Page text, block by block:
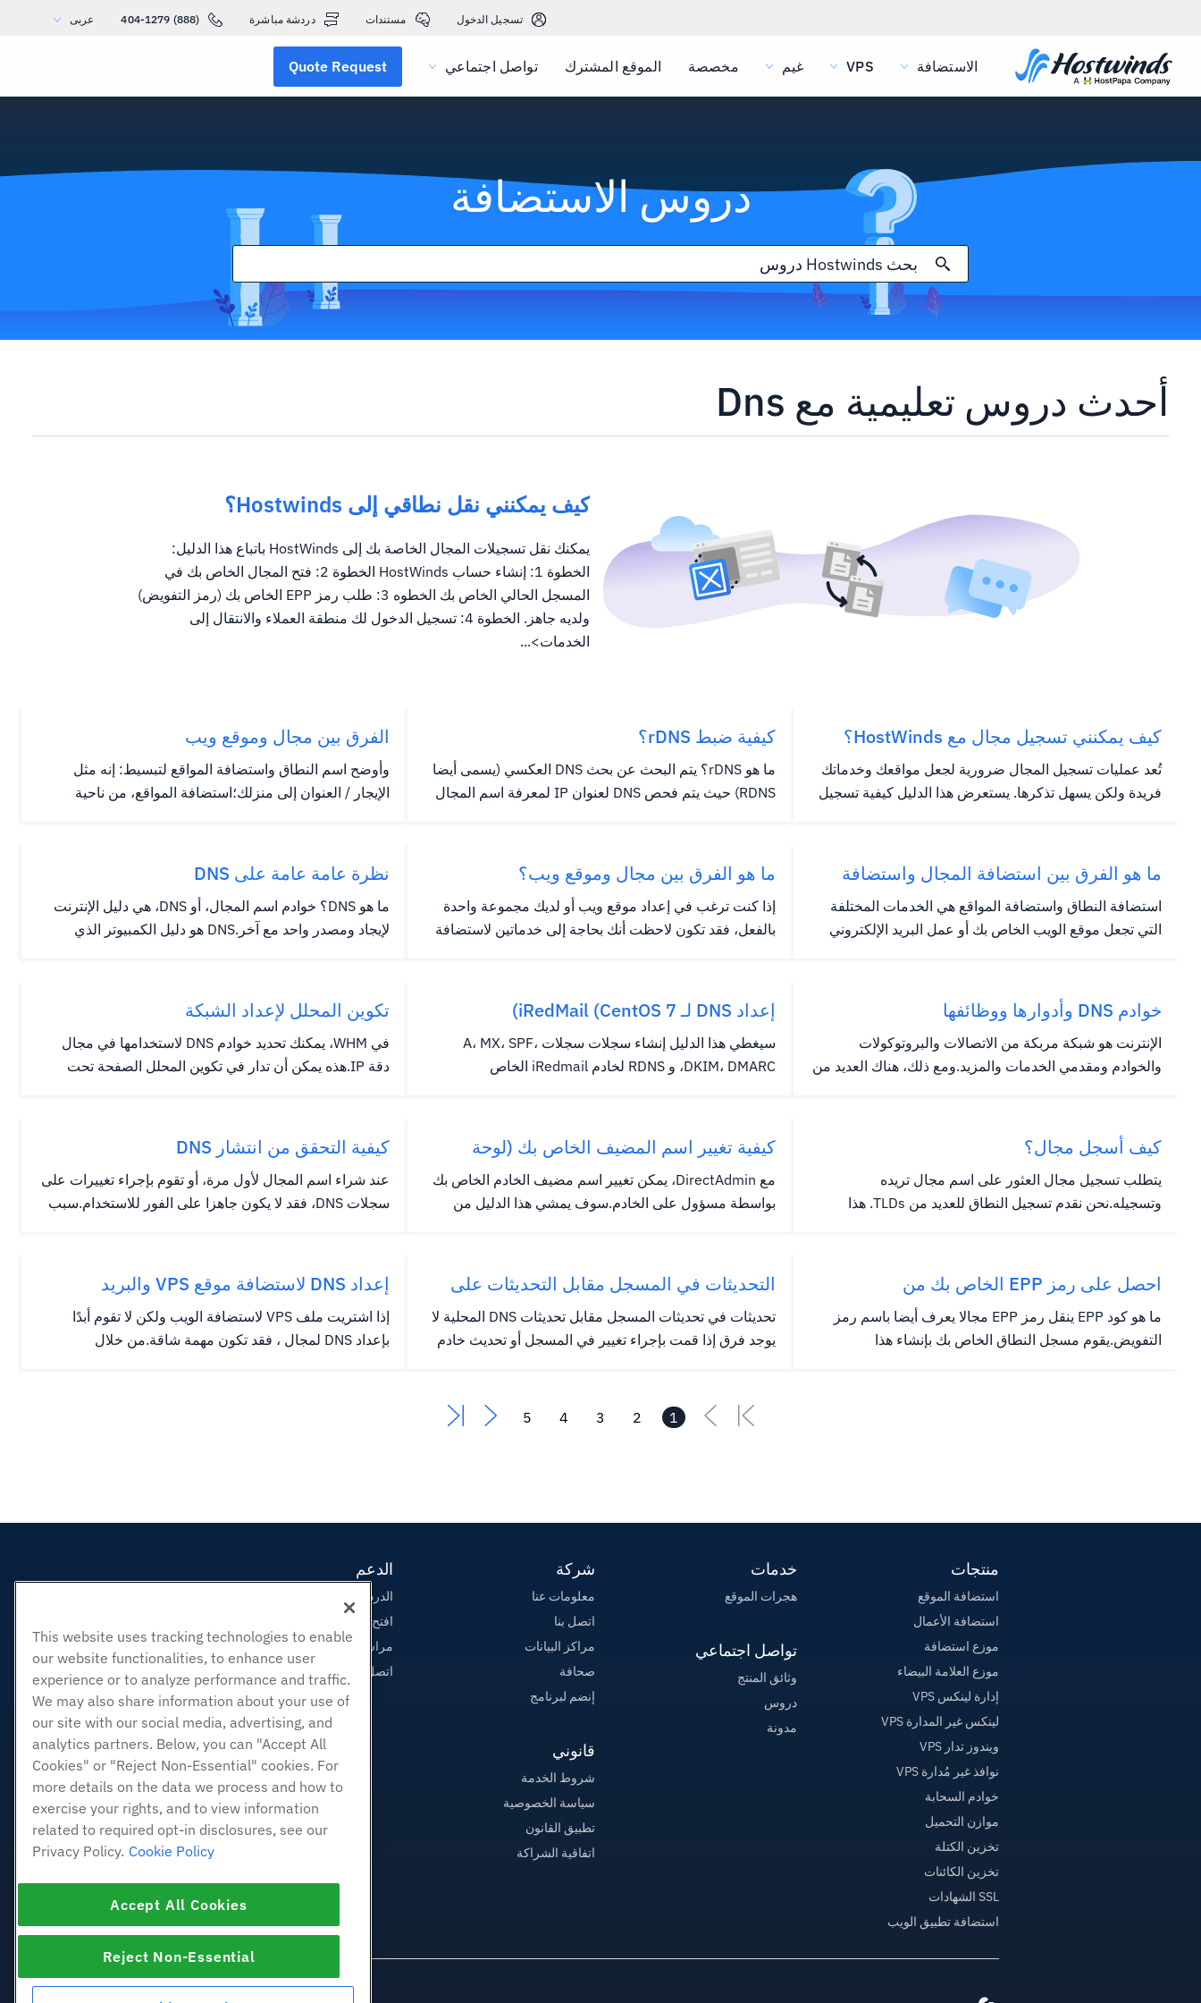
تسجيل الدخول مستندات دردشة مباشرة (888) 404-1279 عربى
الاستضافة VPS غيم مخصصة الموقع المشترك تواصل اجتماعي Quote Request
دروس الاستضافة
أحدث دروس تعليمية مع Dns
كيف يمكنني نقل نطاقي إلى Hostwinds؟
يمكنك نقل تسجيلات المجال الخاصة بك إلى HostWinds باتباع هذا الدليل:
الخطوة 1: إنشاء حساب HostWinds الخطوة 2: فتح المجال الخاص بك في
المسجل الحالي الخاص بك الخطوه 3: طلب رمز EPP الخاص بك (رمز التفويض)
ولديه جاهز. الخطوة 4: تسجيل الدخول لك منطقة العملاء والانتقال إلى
الخدمات>...
كيف يمكنني تسجيل مجال مع HostWinds؟
تُعد عمليات تسجيل المجال ضرورية لجعل مواقعك وخدماتك
فريدة ولكن يسهل تذكرها. يستعرض هذا الدليل كيفية تسجيل
تحت أجراءات قسم...
كيفية ضبط rDNS؟
ما هو rDNS؟ يتم البحث عن بحث DNS العكسي (يسمى أيضا
RDNS) حيث يتم فحص DNS لعنوان IP لمعرفة اسم المجال
بحث DNS إلى الأمام). ذلك بالقول.عند الكتابة باسم المجال
(مثل...
الفرق بين مجال وموقع ويب
وأوضح اسم النطاق واستضافة المواقع لتبسيط: إنه مثل
الإيجار / العنوان إلى منزلك؛استضافة المواقع، من ناحية
الخاص بك. بدلا من اسم الشارع ورمز المنطقة، يتم استخدام
مجموعة من...
ما هو الفرق بين استضافة المجال واستضافة
الويب؟
استضافة النطاق واستضافة المواقع هي الخدمات المختلفة
التي تجعل موقع الويب الخاص بك أو عمل البريد الإلكتروني
أساسي، هي خدمة تقوم بتخزين ملفات موقع الويب وقواعد
البيانات...
ما هو الفرق بين مجال وموقع ويب؟
إذا كنت ترغب في إعداد موقع ويب أو لديك مجموعة واحدة
بالفعل، فقد تكون لاحظت أنك بحاجة إلى خدماتين لاستضافة
بدوره،.لنبدأ بالنظر إلى كل فصل. ما هو استضافة المواقع؟
لنبدأ...
نظرة عامة عامة على DNS
ما هو DNS؟ خوادم اسم المجال، أو DNS، هي دليل الإنترنت
لإيجاد ومصدر واحد مع آخر.DNS هو دليل الكمبيوتر الذي
الضروري (سلسلة من الأرقام المفصولة بفترات) لقراءة من
قبل أجهزة الكمبيوتر....
خوادم DNS وأدوارها ووظائفها
الإنترنت هو شبكة مربكة من الاتصالات والبروتوكولات
والخوادم ومقدمي الخدمات والمزيد.ومع ذلك، هناك العديد من
كبير من ما يساعد على أن هذا لا يزال ثابتا.يهدف هذا الدليل
إلى...
إعداد DNS لـ iRedMail (CentOS 7)
سيغطي هذا الدليل إنشاء سجلات سجلات A، MX، SPF،
DKIM، DMARC، و RDNS لخادم iRedmail الخاص
DNS.سوف تظهر الأمثلة أدناه كيفية إضافة هذه السجلات في
إدارة DNS Cloud WindWinds....
تكوين المحلل لإعداد الشبكة
في WHM، يمكنك تحديد خوادم DNS لاستخدامها في مجال
دقة IP.هذه يمكن أن تدار في تكوين المحلل الصفحة تحت
الخاصة...
كيف أسجل مجال؟
يتطلب تسجيل مجال العثور على اسم مجال تريده
وتسجيله.نحن نقدم تسجيل النطاق للعديد من TLDs. هذا
في الاحتفاظ به. إذا كنت تخطط لتسجيل نطاقك في مسجل
مجال آخر واستضافه في...
كيفية تغيير اسم المضيف الخاص بك (لوحة
التحكم DirectAdmin)
مع DirectAdmin، يمكن تغيير اسم مضيف الخادم الخاص بك
بواسطة مسؤول على الخادم.سوف يمشي هذا الدليل من
الخطوة 2: انتقل إلى مدير الخادم> إعدادات المسؤول .
الخطوه 3: حدد ملف...
كيفية التحقق من انتشار DNS
عند شراء اسم المجال لأول مرة، أو تقوم بإجراء تغييرات على
سجلات DNS، فقد لا يكون جاهزا على الفور للاستخدام.سبب
معلومات DNS الجديدة، والتي يمكن أن تأخذ في بعض
الحالات...
احصل على رمز EPP الخاص بك من
HostWinds
ما هو كود EPP ينقل رمز EPP مجالا يعرف أيضا باسم رمز
التفويض.يقوم مسجل النطاق الخاص بك بإنشاء هذا
التحديثات في المسجل مقابل التحديثات على
خادم DNS المحلي
تحديثات في تحديثات المسجل مقابل تحديثات DNS المحلية لا
يوجد فرق إذا قمت بإجراء تغيير في المسجل أو تحديث خادم
أو خادم سحابي أو استضافة مشتركة) ، فستحتاج إلى إجراء
إعداد DNS لاستضافة موقع VPS والبريد
الإلكتروني
إذا اشتريت ملف VPS لاستضافة الويب ولكن لا تقوم أبدًا
بإعداد DNS لمجال ، فقد تكون مهمة شاقة.من خلال
1
2
3
4
5
منتجات
استضافة الموقع
استضافة الأعمال
موزع استضافة
موزع العلامة البيضاء
إدارة لينكس VPS
لينكس غير المدارة VPS
ويندوز تدار VPS
نوافذ غير مُدارة VPS
خوادم السحابة
موازن التحميل
تخزين الكتلة
تخزين الكائنات
SSL الشهادات
استضافة تطبيق الويب
خدمات
هجرات الموقع
تواصل اجتماعي
وثائق المنتج
دروس
مدونة
شركة
معلومات عنا
اتصل بنا
مراكز البيانات
صحافة
إنضم لبرنامج
قانوني
شروط الخدمة
سياسة الخصوصية
تطبيق القانون
اتفاقية الشراكة
الدعم
الدردشة الحية معنا
افتح تذكرة الدعم
مراسلتنا على البريد الاليكتروني
اتصل بنا (888) 404-1279
This website uses tracking technologies to enable
our website functionalities, to enhance user
experience or to analyze performance and traffic.
We may also share information about your use of
our site with our social media, advertising, and
analytics partners. Below, you can "Accept All
Cookies" or "Reject Non-Essential" cookies. For
more details on the data we process and how to
exercise your rights, and to view information
related to required opt-in disclosures, see our
Privacy Policy. Cookie Policy
Accept All Cookies
Reject Non-Essential